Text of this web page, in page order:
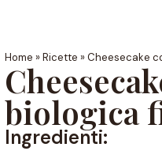
Home »Ricette »Cheesecake
biologica
Ingredienti: